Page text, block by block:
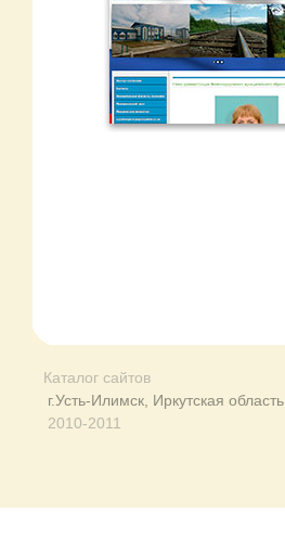
Каталог сайтов
г.Усть-Илимск, Иркутская область
2010-2011